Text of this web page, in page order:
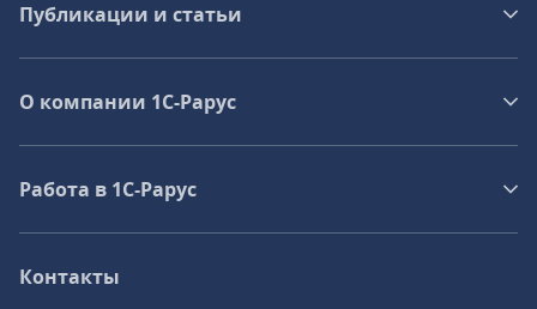
Публикации и статьи
О компании 1C-Рарус
Работа в 1С‑Рарус
Контакты